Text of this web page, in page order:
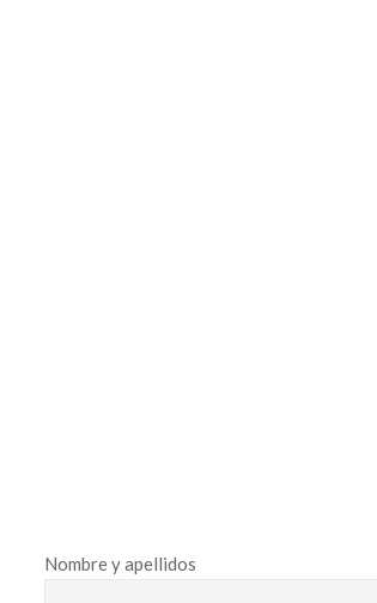
Nombre y apellidos